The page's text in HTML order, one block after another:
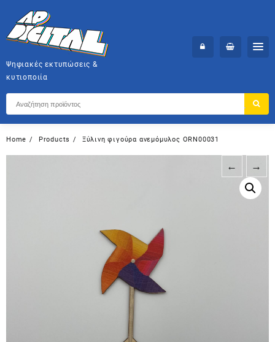
content
Ψηφιακές εκτυπώσεις &
κυτιοποιία
Home Products Ξύλινη φιγούρα ανεμόμυλος ORN00031
← →